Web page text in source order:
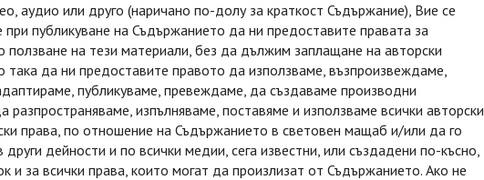
аудио или друго (наричано по-долу за краткост Съдържание), Вие се
при публикуване на Съдържанието да ни предоставите правата за
ползване на тези материали, без да дължим заплащане на авторски
така да ни предоставите правото да използваме, възпроизвеждаме,
публикуваме, превеждаме, да създаваме производни
разпространяваме, изпълняваме, поставяме и използваме всички авторски
права, по отношение на Съдържанието в световен мащаб и/или да го
други дейности и по всички медии, сега известни, или създадени по-късно,
и за всички права, които могат да произлизат от Съдържанието. Ако не